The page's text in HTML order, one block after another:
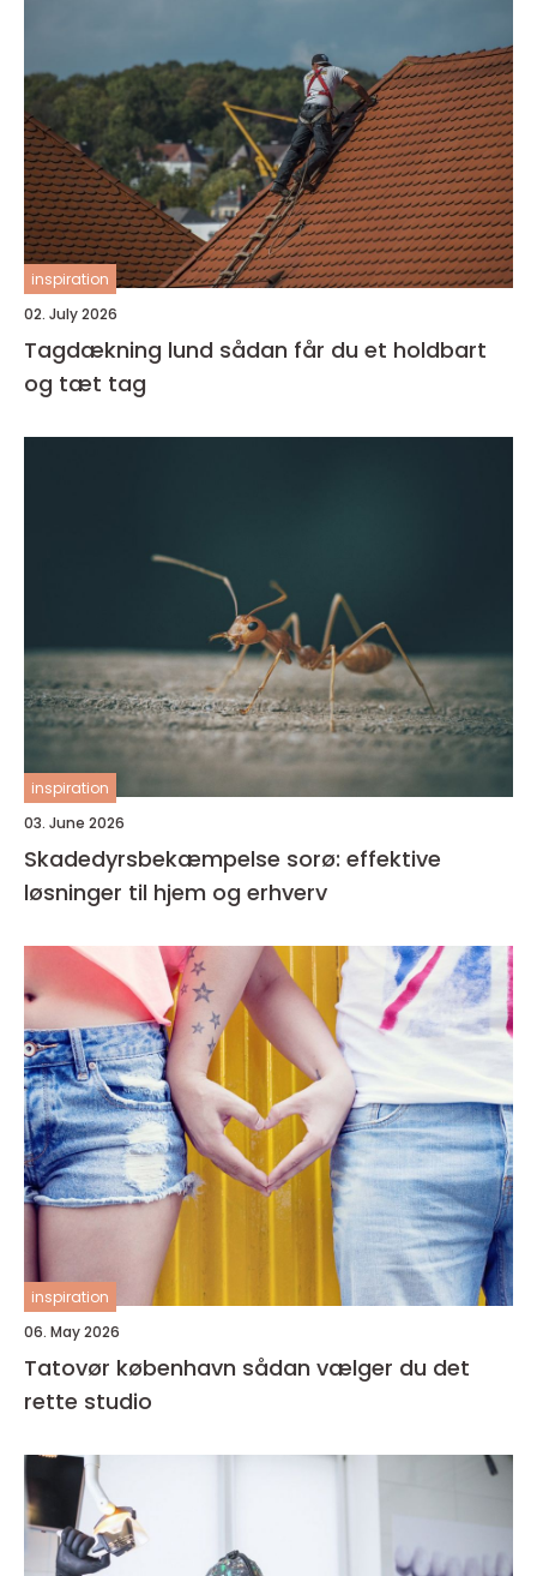
inspiration
02. July 2026
Tagdækning lund sådan får du et holdbart
og tæt tag
inspiration
03. June 2026
Skadedyrsbekæmpelse sorø: effektive
løsninger til hjem og erhverv
inspiration
06. May 2026
Tatovør københavn sådan vælger du det
rette studio